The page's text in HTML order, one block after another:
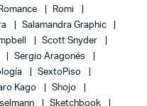
Romance
Romi
Salamandra Graphic
Scott Snyder
Sergio Aragonés
SextoPiso
Kago
Shojo
Sketchbook